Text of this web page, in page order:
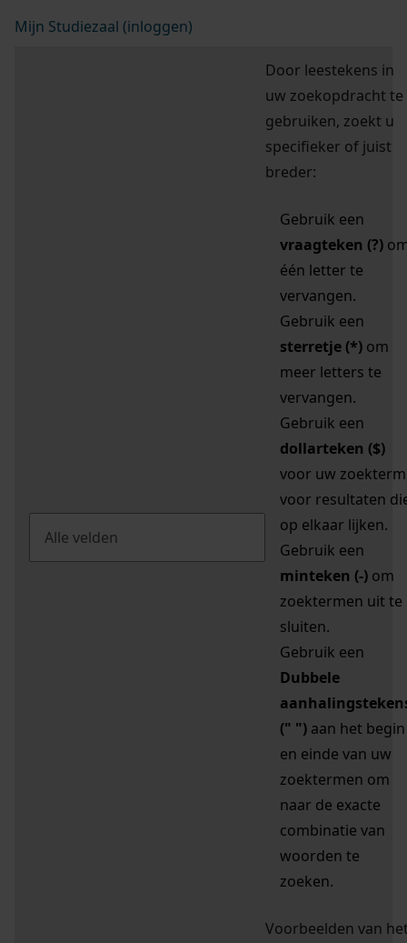
Mijn Studiezaal (inloggen)
Door leestekens in
uw zoekopdracht te
gebruiken, zoekt u
specifieker of juist
breder:
Gebruik een
vraagteken (?)
één letter te
vervangen.
Gebruik een
sterretje (*) om
meer letters te
vervangen.
Gebruik een
dollarteken ($)
voor uw zoekterm
voor resultaten
op elkaar lijken.
Gebruik een
minteken (-) om
zoektermen uit te
sluiten.
Gebruik een
Dubbele
(" ") aan het begin
en einde van uw
zoektermen om
naar de exacte
combinatie van
woorden te
zoeken.
Voorbeelden van